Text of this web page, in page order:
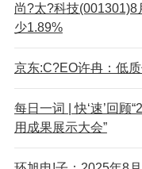
尚?太?科技
少1.89%
京东:C?EO许冉：低
每日一词 | 快‘速’回顾
用成果展示大会”